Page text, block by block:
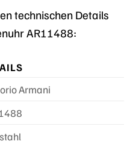
technischen Details
AR11488:
Armani